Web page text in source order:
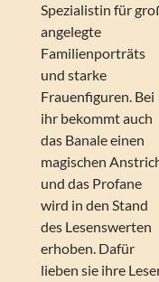
Spezialistin für
angelegte
Familienporträts
und starke
Frauenfiguren. Bei
ihr bekommt auch
das Banale einen
magischen
und das Profane
wird in den Stand
des Lesenswerten
erhoben. Dafür
lieben sie ihre